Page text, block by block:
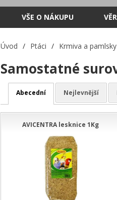
VŠE O NÁKUPU
Úvod / Ptáci / Krmiva a pamlsky
Samostatné
Abecední Nejlevnější
AVICENTRA lesknice 1Kg